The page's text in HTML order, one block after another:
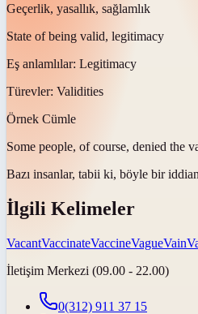
Geçerlik, yasallık, sağlamlık
State of being valid, legitimacy
Eş anlamlılar: Legitimacy
Türevler: Validities
Örnek Cümle
Some people, of course, denied the
Bazı insanlar, tabii ki, böyle bir
İlgili Kelimeler
VacantVaccinateVaccineVagueVain
İletişim Merkezi (09.00 - 22.00)
0(312) 911 37 15